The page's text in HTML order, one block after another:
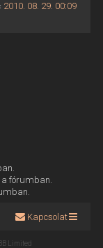
2010. 08. 29. 00:09
a fórumban.
Kapcsolat
Limited